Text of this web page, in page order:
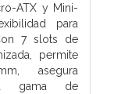
ATX y Mini-
para
7 slots de
permite
asegura
gama de